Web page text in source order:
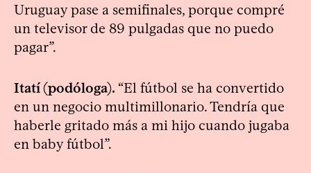
Uruguay pase a semifinales, porque compré
un televisor de 89 pulgadas que no puedo
pagar”.
Itatí (podóloga). “El fútbol se ha convertido
en un negocio multimillonario. Tendría que
haberle gritado más a mi hijo cuando jugaba
en baby fútbol”.